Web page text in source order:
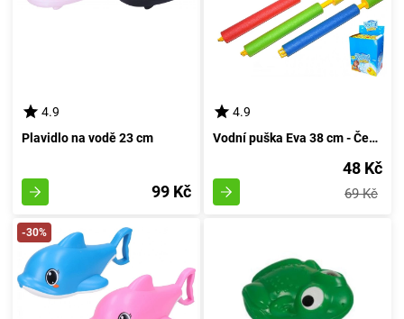
4.9
Plavidlo na vodě 23 cm
99 Kč
4.9
Vodní puška Eva 38 cm - České balení
48 Kč
69 Kč
-30%